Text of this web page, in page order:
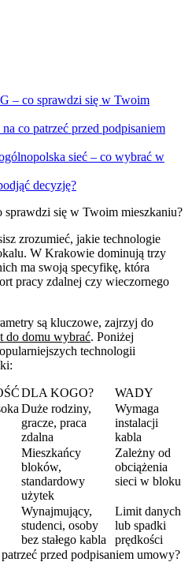
– co sprawdzi się w Twoim
co patrzeć przed podpisaniem
sieć – co wybrać w
decyzję?
sprawdzi się w Twoim mieszkaniu?
zrozumieć, jakie technologie
W Krakowie dominują trzy
ma swoją specyfikę, która
pracy zdalnej czy wieczornego
są kluczowe, zajrzyj do
do domu wybrać. Poniżej
technologii
DLA KOGO?
WADY
Duże rodziny,
gracze, praca
zdalna
Wymaga
instalacji
kabla
Mieszkańcy
bloków,
standardowy
użytek
Zależny od
obciążenia
sieci w bloku
Wynajmujący,
studenci, osoby
bez stałego kabla
Limit danych
lub spadki
prędkości
przed podpisaniem umowy?